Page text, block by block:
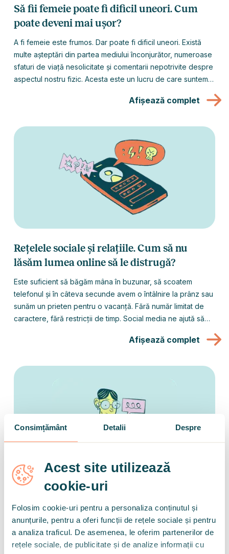
Consimțământ Detalii Despre
Acest site utilizează
cookie-uri
Folosim cookie-uri pentru a personaliza conținutul și
anunțurile, pentru a oferi funcții de rețele sociale și pentru
a analiza traficul. De asemenea, le oferim partenerilor de
rețele sociale, de publicitate și de analize informații cu
Să fii femeie poate fi dificil uneori. Cum
poate deveni mai ușor?
A fi femeie este frumos. Dar poate fi dificil uneori. Există
multe așteptări din partea mediului înconjurător, numeroase
sfaturi de viață nesolicitate și comentarii nepotrivite despre
aspectul nostru fizic. Acesta este un lucru de care suntem
dintre voi care se simt ocazional copleșite. Care simt că nu
adevărat. Vom încerca să venim cu idei și propuneri despre
cum să faci față cerințelor celorlalți și cum să te simți mai
feminină și mai veselă.
Afișează complet
Rețelele sociale și relațiile. Cum să nu
lăsăm lumea online să le distrugă?
Este suficient să băgăm mâna în buzunar, să scoatem
telefonul și în câteva secunde avem o întâlnire la prânz sau
sunăm un prieten pentru o vacanță. Fără număr limitat de
caractere, fără restricții de timp. Social media ne ajută să
altă parte, le pot face și destul de complicate. Comparații,
împreună… Cum ne protejăm relațiile de capcanele social
Afișează complet
Procrastinarea este lene? Cauzele ascunse
de ea
O să fac asta după-amiază. Ah, e deja prânz, nu mai are
rost să mă apuc acum. Mai bine încep mâine dimineață. Dar